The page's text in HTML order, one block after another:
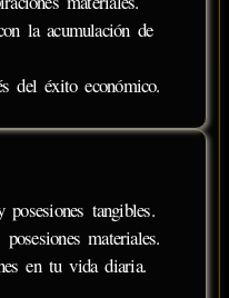
la acumulación de
del éxito económico.
posesiones tangibles.
materiales.
en tu vida diaria.